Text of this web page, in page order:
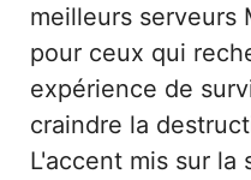
meilleurs serveurs
pour ceux qui
expérience de
craindre la
L'accent mis sur la